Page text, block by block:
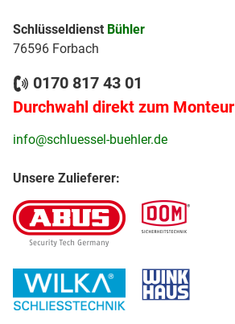
Schlüsseldienst Bühler
76596 Forbach
0170 817 43 01
Durchwahl direkt zum Monteur
info@schluessel-buehler.de
Unsere Zulieferer: